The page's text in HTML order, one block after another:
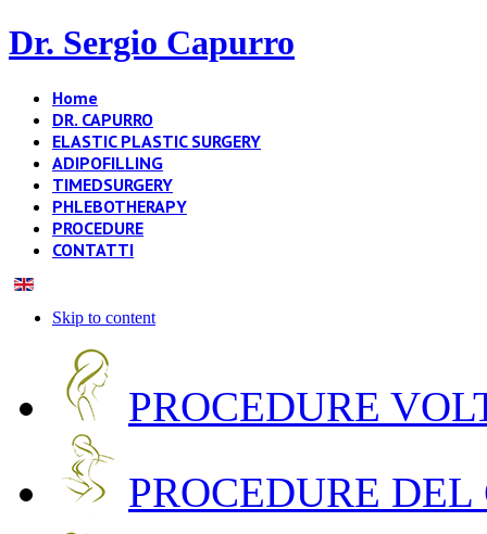
Dr. Sergio Capurro
Home
DR. CAPURRO
ELASTIC PLASTIC SURGERY
ADIPOFILLING
TIMEDSURGERY
PHLEBOTHERAPY
PROCEDURE
CONTATTI
Skip to content
PROCEDURE
PROCEDURE DEL